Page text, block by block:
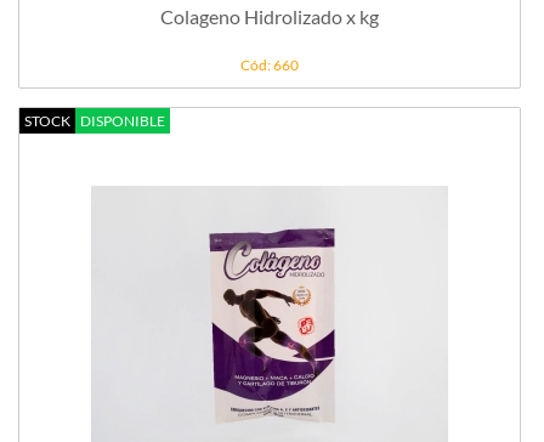
Colageno Hidrolizado x kg
Cód: 660
STOCK DISPONIBLE